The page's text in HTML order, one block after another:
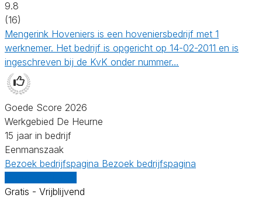
9.8
(16)
Mengerink Hoveniers is een hoveniersbedrijf met 1
werknemer. Het bedrijf is opgericht op 14-02-2011 en is
ingeschreven bij de KvK onder nummer…
Goede Score 2026
Werkgebied De Heurne
15 jaar in bedrijf
Eenmanszaak
Bezoek bedrijfspagina Bezoek bedrijfspagina
Gratis - Vrijblijvend